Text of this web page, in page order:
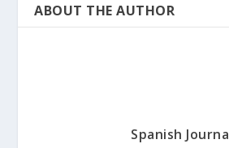
ABOUT THE AUTHOR
Spanish